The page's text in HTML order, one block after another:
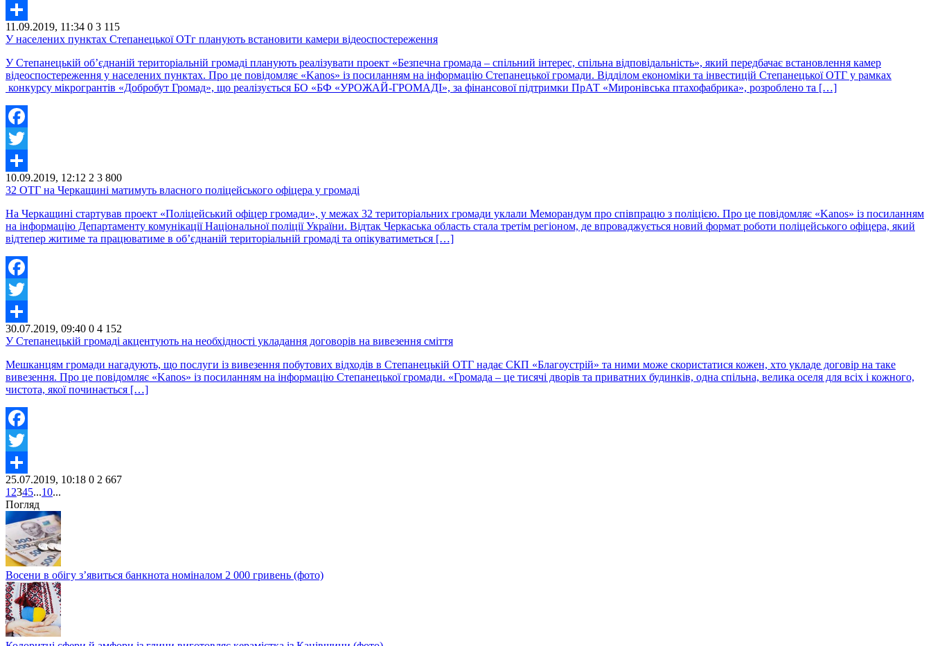
Twitter
Share
11.09.2019, 11:34 0 3 115
У населених пунктах Степанецької ОТг планують встановити камери відеоспостереження
У Степанецькій об’єднаній територіальній громаді планують реалізувати проект «Безпечна громада – спільний інтерес, спільна відповідальність», який передбачає встановлення камер
відеоспостереження у населених пунктах. Про це повідомляє «Kanos» із посиланням на інформацію Степанецької громади. Відділом економіки та інвестицій Степанецької ОТГ у рамках
конкурсу мікрогрантів «Добробут Громад», що реалізується БО «БФ «УРОЖАЙ-ГРОМАДІ», за фінансової підтримки ПрАТ «Миронівська птахофабрика», розроблено та […]
Facebook
Twitter
Share
10.09.2019, 12:12 2 3 800
32 ОТГ на Черкащині матимуть власного поліцейського офіцера у громаді
На Черкащині стартував проект «Поліцейський офіцер громади», у межах 32 територіальних громади уклали Меморандум про співпрацю з поліцією. Про це повідомляє «Kanos» із посиланням
на інформацію Департаменту комунікації Національної поліції України. Відтак Черкаська область стала третім регіоном, де впроваджується новий формат роботи поліцейського офіцера, який
відтепер житиме та працюватиме в об’єднаній територіальній громаді та опікуватиметься […]
Facebook
Twitter
Share
30.07.2019, 09:40 0 4 152
У Степанецькій громаді акцентують на необхідності укладання договорів на вивезення сміття
Мешканцям громади нагадують, що послуги із вивезення побутових відходів в Степанецькій ОТГ надає СКП «Благоустрій» та ними може скористатися кожен, хто укладе договір на таке
вивезення. Про це повідомляє «Kanos» із посиланням на інформацію Степанецької громади. «Громада – це тисячі дворів та приватних будинків, одна спільна, велика оселя для всіх і кожного,
чистота, якої починається […]
Facebook
Twitter
Share
25.07.2019, 10:18 0 2 667
1 2345...10...
Погляд
Восени в обігу з’явиться банкнота номіналом 2 000 гривень (фото)